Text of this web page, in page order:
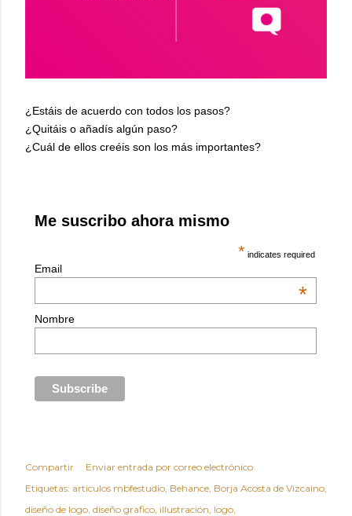
¿Estáis de acuerdo con todos los pasos?
¿Quitáis o añadís algún paso?
¿Cuál de ellos creéis son los más importantes?
Me suscribo ahora mismo
* indicates required
Email
*
Nombre
Compartir
Enviar entrada por correo electrónico
Etiquetas: articulos mbfestudio Behance Borja Acosta de Vizcaino
diseño de logo diseño grafico illustración logo